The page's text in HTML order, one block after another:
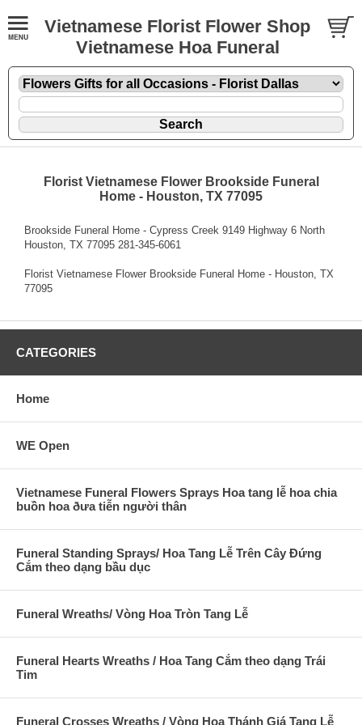
Vietnamese Florist Flower Shop
Vietnamese Hoa Funeral
Florist Vietnamese Flower Brookside Funeral
Home - Houston, TX 77095
Brookside Funeral Home - Cypress Creek 9149 Highway 6 North
Houston, TX 77095 281-345-6061
Florist Vietnamese Flower Brookside Funeral Home - Houston, TX
77095
CATEGORIES
Home
WE Open
Vietnamese Funeral Flowers Sprays Hoa tang lễ hoa chia
buồn hoa ðưa tiễn người thân
Funeral Standing Sprays/ Hoa Tang Lễ Trên Cây Đứng
Cắm theo dạng bầu dục
Funeral Wreaths/ Vòng Hoa Tròn Tang Lễ
Funeral Hearts Wreaths / Hoa Tang Cắm theo dạng Trái
Tim
Funeral Crosses Wreaths / Vòng Hoa Thánh Giá Tang Lễ